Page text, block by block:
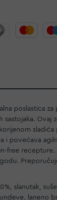
poslastica za
Ovaj
sladića
i povećava
free recepture.
slanutak,
laneno